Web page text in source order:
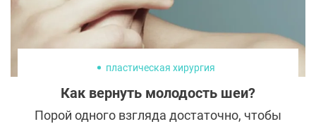
пластическая хирургия
Как вернуть молодость шеи?
Порой одного взгляда достаточно, чтобы